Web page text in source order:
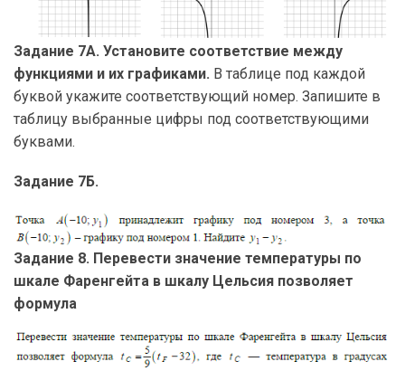
Задание 7А. Установите соответствие между
функциями и их графиками. В таблице под каждой
буквой укажите соответствующий номер. Запишите в
таблицу выбранные цифры под соответствующими
буквами.
Задание 7Б.
Задание 8. Перевести значение температуры по
шкале Фаренгейта в шкалу Цельсия позволяет
формула